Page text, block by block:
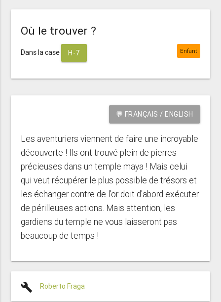
Où le trouver ?
Dans la case H-7 Enfant
💬 FRANÇAIS / ENGLISH
Les aventuriers viennent de faire une incroyable
découverte ! Ils ont trouvé plein de pierres
précieuses dans un temple maya ! Mais celui
qui veut récupérer le plus possible de trésors et
les échanger contre de l'or doit d'abord exécuter
de périlleuses actions. Mais attention, les
gardiens du temple ne vous laisseront pas
beaucoup de temps !
build Roberto Fraga